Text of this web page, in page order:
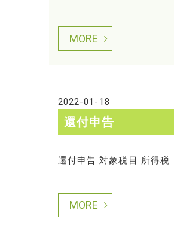
MORE
2022-01-18
還付申告
還付申告 対象税目 所得
MORE